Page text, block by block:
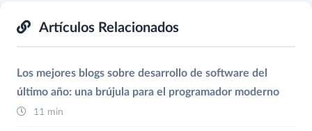
Artículos Relacionados
Los mejores blogs sobre desarrollo de software del
último año: una brújula para el programador moderno
11 min